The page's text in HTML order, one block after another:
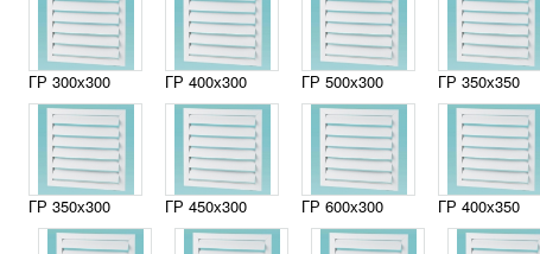
ГР 300х300
ГР 350х300
ГР 400х300
ГР 450х300
ГР 500х300
ГР 600х300
ГР 350х350
ГР 400х350